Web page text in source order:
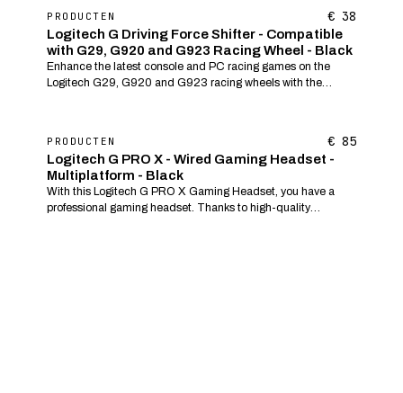
PRODUCTEN € 38
Logitech G Driving Force Shifter - Compatible
with G29, G920 and G923 Racing Wheel - Black
Enhance the latest console and PC racing games on the
Logitech G29, G920 and G923 racing wheels with the
PRODUCTEN € 85
Logitech G PRO X - Wired Gaming Headset -
Multiplatform - Black
With this Logitech G PRO X Gaming Headset, you have a
professional gaming headset. Thanks to high-quality